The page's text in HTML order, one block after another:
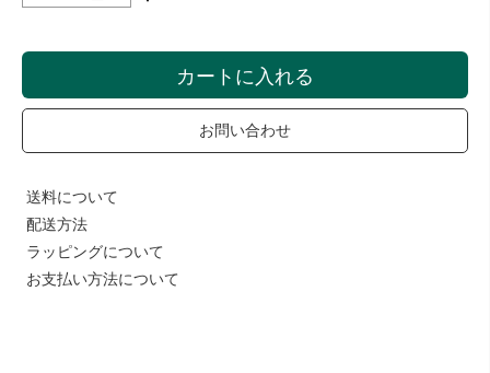
カートに入れる
お問い合わせ
送料について
配送方法
ラッピングについて
お支払い方法について